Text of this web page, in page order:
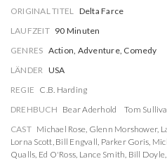
ORIGINAL TITEL Delta Farce
LAUFZEIT 90 Minuten
GENRES Action, Adventure, Comedy
LÄNDER USA
REGIE C.B. Harding
DREHBUCH Bear Aderhold
Tom
CAST Michael Rose, Glenn Morshower,
Lorna Scott, Bill Engvall, Parker Goris,
Qualls, Ed O'Ross, Lance Smith, Bill Doyle,